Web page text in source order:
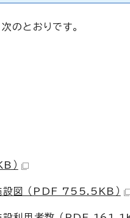
のとおりです。
）
図 （PDF 755.5KB）